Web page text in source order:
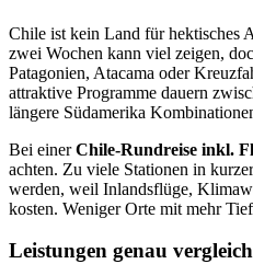
Chile ist kein Land für hektisches
zwei Wochen kann viel zeigen,
Patagonien, Atacama oder
attraktive Programme dauern
längere Südamerika
Bei einerChile-Rundreise inkl.
achten. Zu viele Stationen in
werden, weil Inlandsflüge,
kosten. Weniger Orte mit mehr
Leistungen genau